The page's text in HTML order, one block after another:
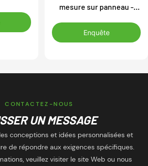
avec
logo |
mesure sur panneau -
des vêtements de sport
coudre | Logo broderie &
Enquête
CONTACTEZ-NOUS
UN MESSAGE
conceptions et idées personnalisées et
de répondre aux exigences spécifiques.
veuillez visiter le site Web ou nous